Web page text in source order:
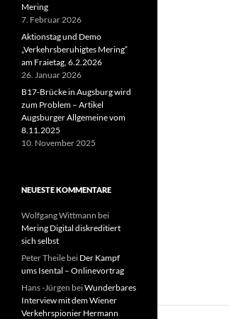
Mering
7. Februar 2026
Aktionstag und Demo
„Verkehrsberuhigtes Mering“
am Fraietag, 6.2.2026
26. Januar 2026
B17-Brücke in Augsburg wird
zum Problem – Artikel
Augsburger Allgemeine vom
8.11.2025
10. November 2025
NEUESTE KOMMENTARE
Wolfgang Wittmann bei
Mering Digital diskreditiert
sich selbst
Peter Theile bei Der Kampf
ums Isental – Onlinevortrag
Hans -Jürgen beiWunderbares
Interview mit dem Wiener
Verkehrspionier Hermann